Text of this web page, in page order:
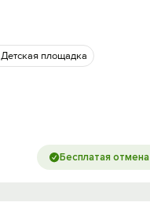
Детская площадка
Бесплатая отмена